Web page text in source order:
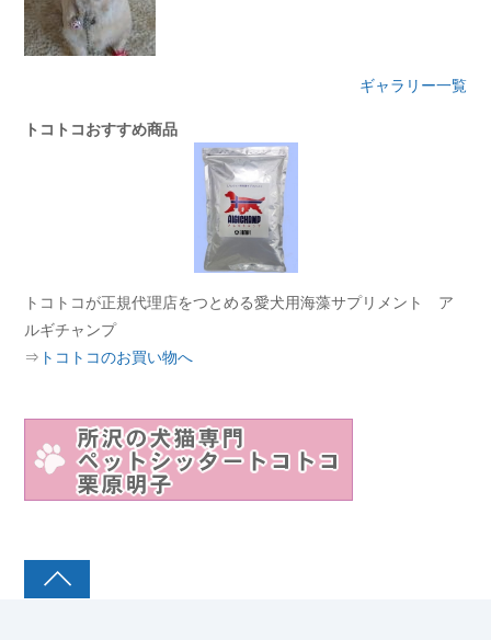
ギャラリー一覧
トコトコおすすめ商品
トコトコが正規代理店をつとめる愛犬用海藻サプリメント ア
ルギチャンプ
⇒ トコトコのお買い物へ